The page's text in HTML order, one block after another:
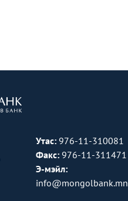
Утас:976-11-310081
Факс:976-11-311471
Э-мэйл:
info@mongolbank.mn